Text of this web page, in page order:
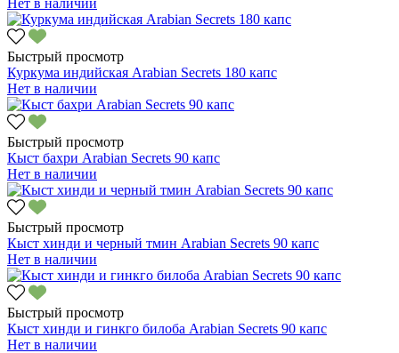
Быстрый просмотр
Куркума индийская Arabian Secrets 180 капс
Нет в наличии
Быстрый просмотр
Кыст бахри Arabian Secrets 90 капс
Нет в наличии
Быстрый просмотр
Кыст хинди и черный тмин Arabian Secrets 90 капс
Нет в наличии
Быстрый просмотр
Кыст хинди и гинкго билоба Arabian Secrets 90 капс
Нет в наличии